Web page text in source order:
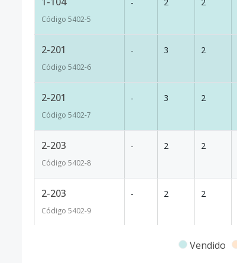
Código 5402-5
2-201
Código 5402-6
- 3 2
2-201
Código 5402-7
- 3 2
2-203
Código 5402-8
- 2 2
2-203
Código 5402-9
- 2 2
2
Vendido